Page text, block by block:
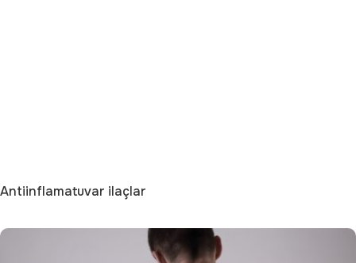
Antiinflamatuvar ilaçlar